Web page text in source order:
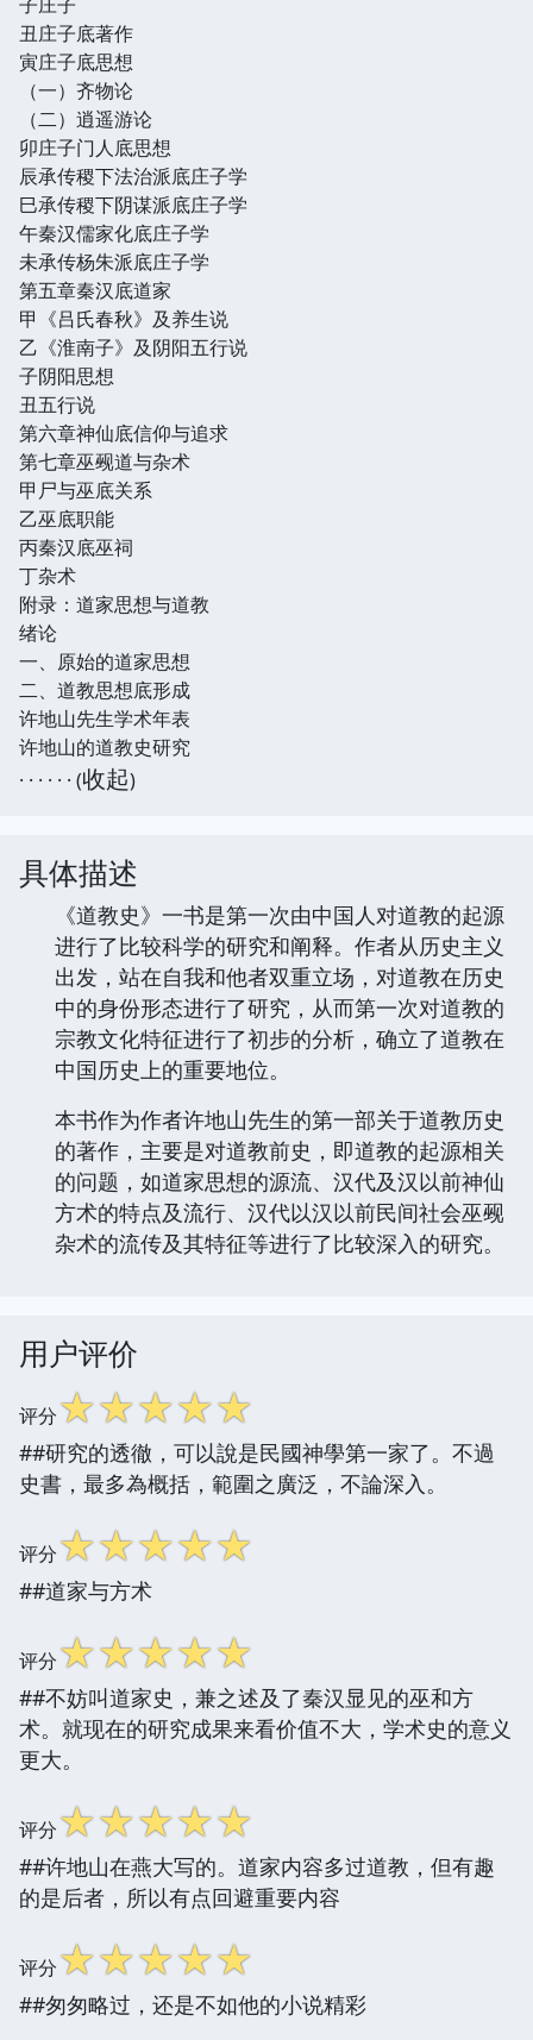
丑庄子底著作
寅庄子底思想
（一）齐物论
（二）逍遥游论
卯庄子门人底思想
辰承传稷下法治派底庄子学
巳承传稷下阴谋派底庄子学
午秦汉儒家化底庄子学
未承传杨朱派底庄子学
第五章秦汉底道家
甲《吕氏春秋》及养生说
乙《淮南子》及阴阳五行说
子阴阳思想
丑五行说
第六章神仙底信仰与追求
第七章巫觋道与杂术
甲尸与巫底关系
乙巫底职能
丙秦汉底巫祠
丁杂术
附录：道家思想与道教
绪论
一、原始的道家思想
二、道教思想底形成
许地山先生学术年表
许地山的道教史研究
· · · · · · (收起)
具体描述
《道教史》一书是第一次由中国人对道教的起源
进行了比较科学的研究和阐释。作者从历史主义
出发，站在自我和他者双重立场，对道教在历史
中的身份形态进行了研究，从而第一次对道教的
宗教文化特征进行了初步的分析，确立了道教在
中国历史上的重要地位。
本书作为作者许地山先生的第一部关于道教历史
的著作，主要是对道教前史，即道教的起源相关
的问题，如道家思想的源流、汉代及汉以前神仙
方术的特点及流行、汉代以汉以前民间社会巫觋
杂术的流传及其特征等进行了比较深入的研究。
用户评价
评分☆☆☆☆☆
##研究的透徹，可以說是民國神學第一家了。不過
史書，最多為概括，範圍之廣泛，不論深入。
评分☆☆☆☆☆
##道家与方术
评分☆☆☆☆☆
##不妨叫道家史，兼之述及了秦汉显见的巫和方
术。就现在的研究成果来看价值不大，学术史的意义
更大。
评分☆☆☆☆☆
##许地山在燕大写的。道家内容多过道教，但有趣
的是后者，所以有点回避重要内容
评分☆☆☆☆☆
##匆匆略过，还是不如他的小说精彩